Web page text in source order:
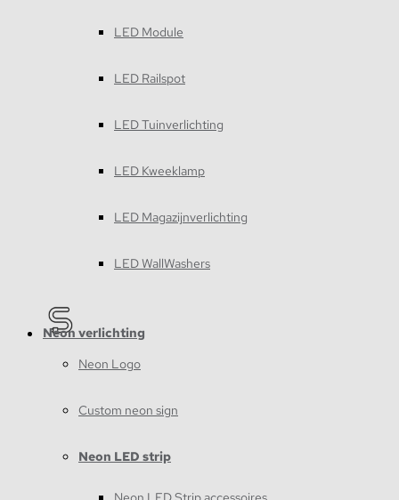
LED Module
LED Railspot
LED Tuinverlichting
LED Kweeklamp
LED Magazijnverlichting
LED WallWashers
Neon verlichting
Neon Logo
Custom neon sign
Neon LED strip